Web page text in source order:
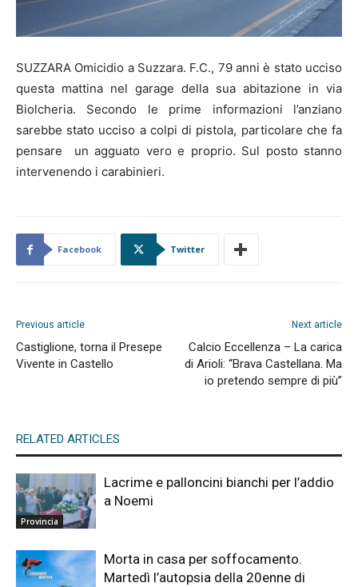
SUZZARA Omicidio a Suzzara. F.C., 79 anni è stato ucciso
questa mattina nel garage della sua abitazione in via
Biolcheria. Secondo le prime informazioni l’anziano
sarebbe stato ucciso a colpi di pistola, particolare che fa
pensare un agguato vero e proprio. Sul posto stanno
intervenendo i carabinieri.
Facebook Twitter
Previous article
Castiglione, torna il Presepe
Vivente in Castello
Next article
Calcio Eccellenza – La carica
di Arioli: “Brava Castellana. Ma
io pretendo sempre di più”
RELATED ARTICLES
Provincia
Lacrime e palloncini bianchi per l’addio
a Noemi
Morta in casa per soffocamento.
Martedì l’autopsia della 20enne di